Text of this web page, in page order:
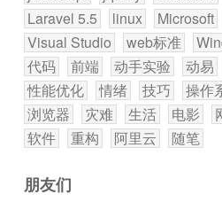
Laravel 5.5
linux Microsoft
Visual Studio
web标准
代码
前端 动手实验 动易
性能优化
情绪 技巧 操作
浏览器
灾难 生活 电影
软件
重构 阿里云 随笔
朋友们